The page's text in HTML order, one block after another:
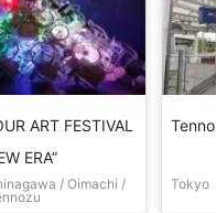
ART FESTIVAL
ERA”
/ Oimachi /
Tokyo